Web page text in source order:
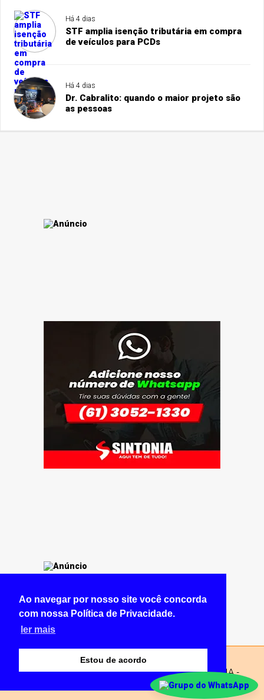
Ao navegar por nosso site você concorda
com nossa Política de Privacidade.
ler mais
Estou de acordo
Há 4 dias
STF amplia isenção tributária em compra
de veículos para PCDs
Há 4 dias
Dr. Cabralito: quando o maior projeto são
as pessoas
© Copyright 2026 - NOTÍCIA CERTA BRAZLÂNDIA -
Todos os direitos reservados